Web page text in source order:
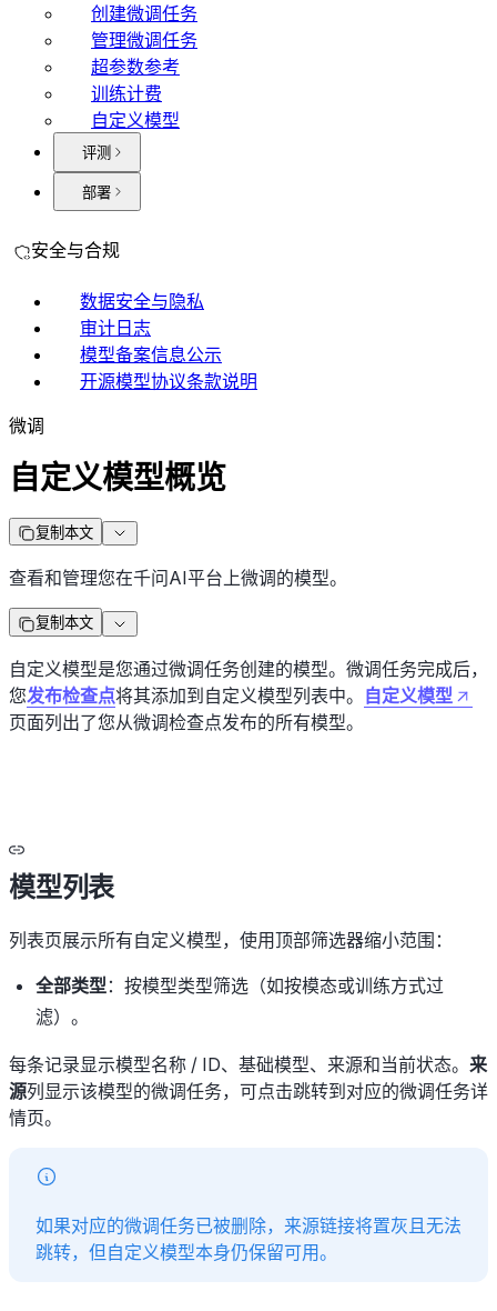
创建微调任务
管理微调任务
超参数参考
训练计费
自定义模型
评测
部署
安全与合规
数据安全与隐私
审计日志
模型备案信息公示
开源模型协议条款说明
微调
自定义模型概览
复制本文
查看和管理您在千问AI平台上微调的模型。
复制本文
自定义模型是您通过微调任务创建的模型。微调任务完成后，
您发布检查点将其添加到自定义模型列表中。 自定义模型
页面列出了您从微调检查点发布的所有模型。
模型列表
列表页展示所有自定义模型，使用顶部筛选器缩小范围：
全部类型 ：按模型类型筛选（如按模态或训练方式过
滤）。
每条记录显示模型名称 / ID、基础模型、来源和当前状态。 来
源列显示该模型的微调任务，可点击跳转到对应的微调任务详
情页。
如果对应的微调任务已被删除，来源链接将置灰且无法
跳转，但自定义模型本身仍保留可用。